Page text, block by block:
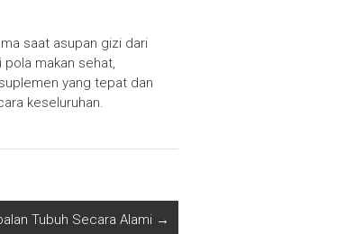
saat asupan gizi dari
makan sehat,
yang tepat dan
keseluruhan.
Tubuh Secara Alami →